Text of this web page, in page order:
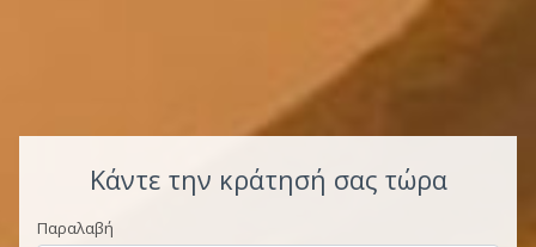
Κάντε την κράτησή σας τώρα
Παραλαβή